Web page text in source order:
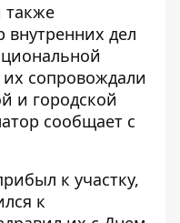
также
внутренних дел
сопровождали
и городской
сообщает с
к участку,
к